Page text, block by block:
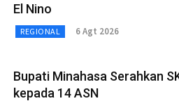
El Nino
REGIONAL 6 Agt 2026
Bupati Minahasa Serahkan
kepada 14 ASN